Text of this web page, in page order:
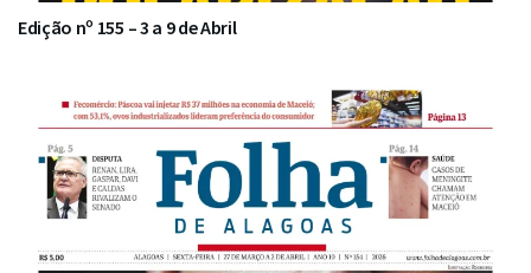
Edição nº 155 – 3 a 9 de Abril